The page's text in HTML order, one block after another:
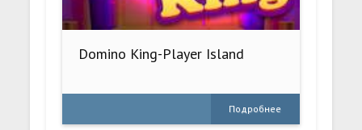
Domino King-Player Island
Подробнее